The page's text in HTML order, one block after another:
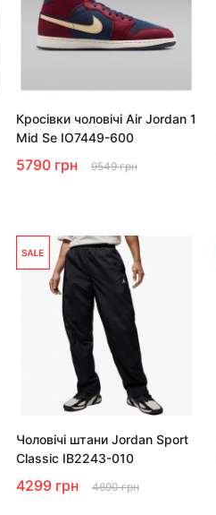
Кросівки чоловічі Air Jordan 1
Mid Se IO7449-600
5790 грн 9549 грн
Чоловічі штани Jordan Sport
Classic IB2243-010
4299 грн 4690 грн